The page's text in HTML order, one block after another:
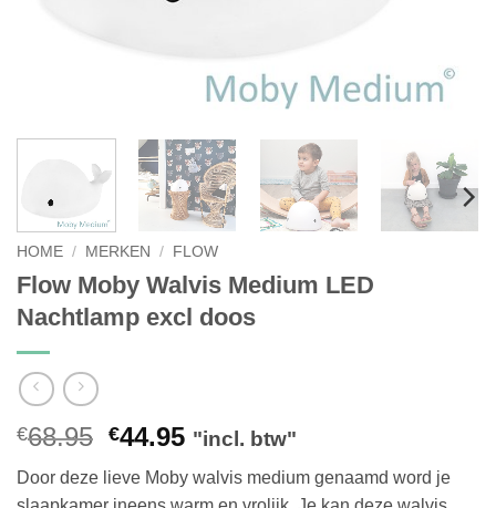
HOME / MERKEN / FLOW
Flow Moby Walvis Medium LED
Nachtlamp excl doos
€68.95 Oorspronkelijke
was:
€44.95Huidige
is:
"incl. btw"
Door deze lieve Moby walvis medium genaamd word je